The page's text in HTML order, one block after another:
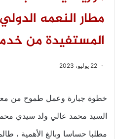
مطار النعمه
المستفيدة من
22 يوليو، 2023
خطوة جبارة وعمل طموح من
السيد محمد عالي ولد سيدي
مطلبا حساسا وبالغ الأهمية ،